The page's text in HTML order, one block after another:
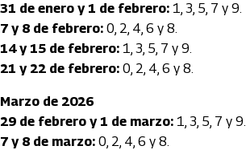
31 de enero y 1 de febrero: 1, 3, 5, 7 y 9.
7 y 8 de febrero: 0, 2, 4, 6 y 8.
14 y 15 de febrero: 1, 3, 5, 7 y 9.
21 y 22 de febrero: 0, 2, 4, 6 y 8.
Marzo de 2026
29 de febrero y 1 de marzo: 1, 3, 5, 7 y 9.
7 y 8 de marzo: 0, 2, 4, 6 y 8.